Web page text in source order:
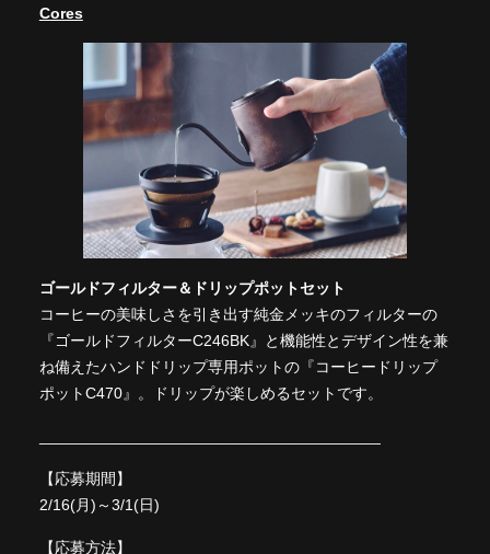
Cores
ゴールドフィルター＆ドリップポットセット
コーヒーの美味しさを引き出す純金メッキのフィルターの
『ゴールドフィルターC246BK』と機能性とデザイン性を兼
ね備えたハンドドリップ専用ポットの『コーヒードリップ
ポットC470』。ドリップが楽しめるセットです。
【応募期間】
2/16(月)～3/1(日)
【応募方法】